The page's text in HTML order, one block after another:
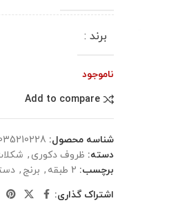
برند :
ناموجود
Add to compare
شناسه محصول:
دسته: ظروف دکوری ,
برچسب: 2 طبقه , برنج ,
اشتراک گذاری: